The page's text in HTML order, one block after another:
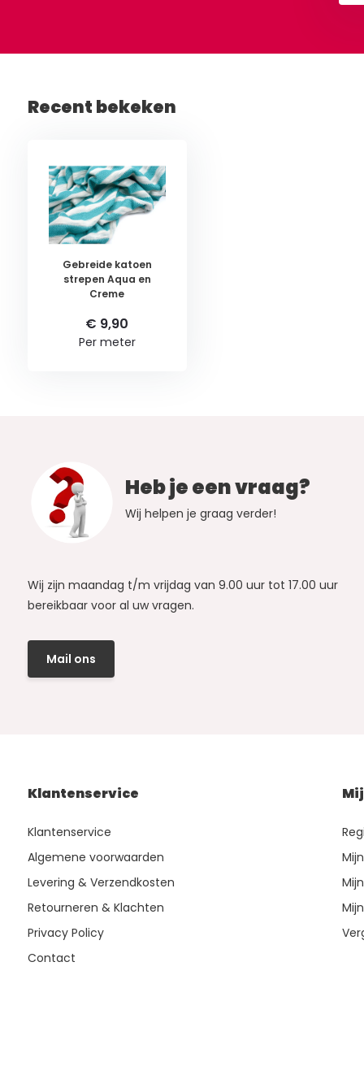
Recent bekeken
Gebreide katoen
strepen Aqua en
Creme
€ 9,90
Per meter
Heb je een vraag?
Wij helpen je graag verder!
Wij zijn maandag t/m vrijdag van 9.00 uur tot 17.00 uur
bereikbaar voor al uw vragen.
Mail ons
Klantenservice
Klantenservice
Algemene voorwaarden
Levering & Verzendkosten
Retourneren & Klachten
Privacy Policy
Contact